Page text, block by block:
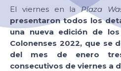
El viernes en laPlaza
presentaron todos los
una nueva edición de
Colonenses 2022, que se
del mes de enero
consecutivos de viernes a